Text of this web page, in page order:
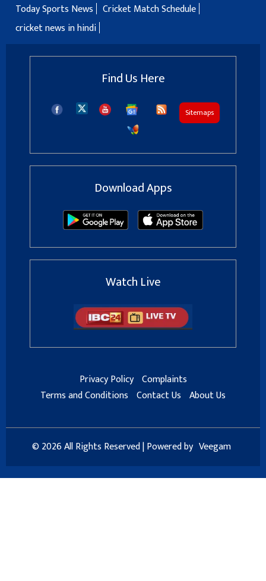
Today Sports News
Cricket Match Schedule
cricket news in hindi
Find Us Here
Sitemaps
Download Apps
Watch Live
Privacy Policy Complaints
Terms and Conditions Contact Us About Us
© 2026 All Rights Reserved | Powered by Veegam